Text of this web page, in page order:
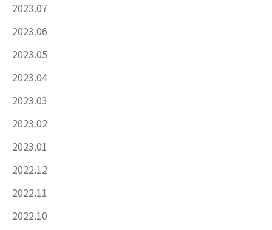
2023.07
2023.06
2023.05
2023.04
2023.03
2023.02
2023.01
2022.12
2022.11
2022.10